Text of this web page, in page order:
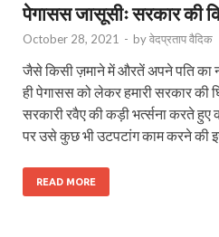
पेगासस जासूसीः सरकार की
October 28, 2021 - byवेदप्रताप वैदिक
जैसे किसी ज़माने में औरतें अपने पति का
ही पेगासस को लेकर हमारी सरकार की
सरकारी रवैए की कड़ी भर्त्सना करते हुए
पर उसे कुछ भी उटपटांग काम करने की
READ MORE